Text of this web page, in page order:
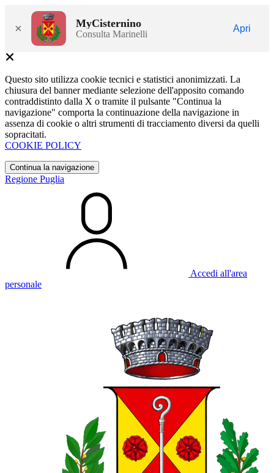
× MyCisternino
Consulta Marinelli
Apri
Questo sito utilizza cookie tecnici e statistici anonimizzati. La
chiusura del banner mediante selezione dell'apposito comando
contraddistinto dalla X o tramite il pulsante "Continua la
navigazione" comporta la continuazione della navigazione in
assenza di cookie o altri strumenti di tracciamento diversi da quelli
sopracitati.
COOKIE POLICY
Continua la navigazione
Regione Puglia
Accedi all'area
personale